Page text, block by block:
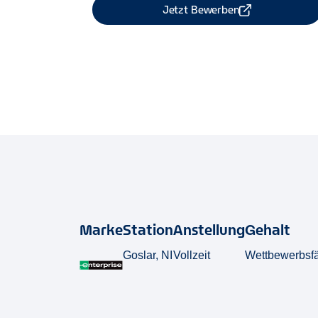
Jetzt Bewerben
MarkeStation
Goslar, NI
Anstellung
Vollzeit
Gehalt